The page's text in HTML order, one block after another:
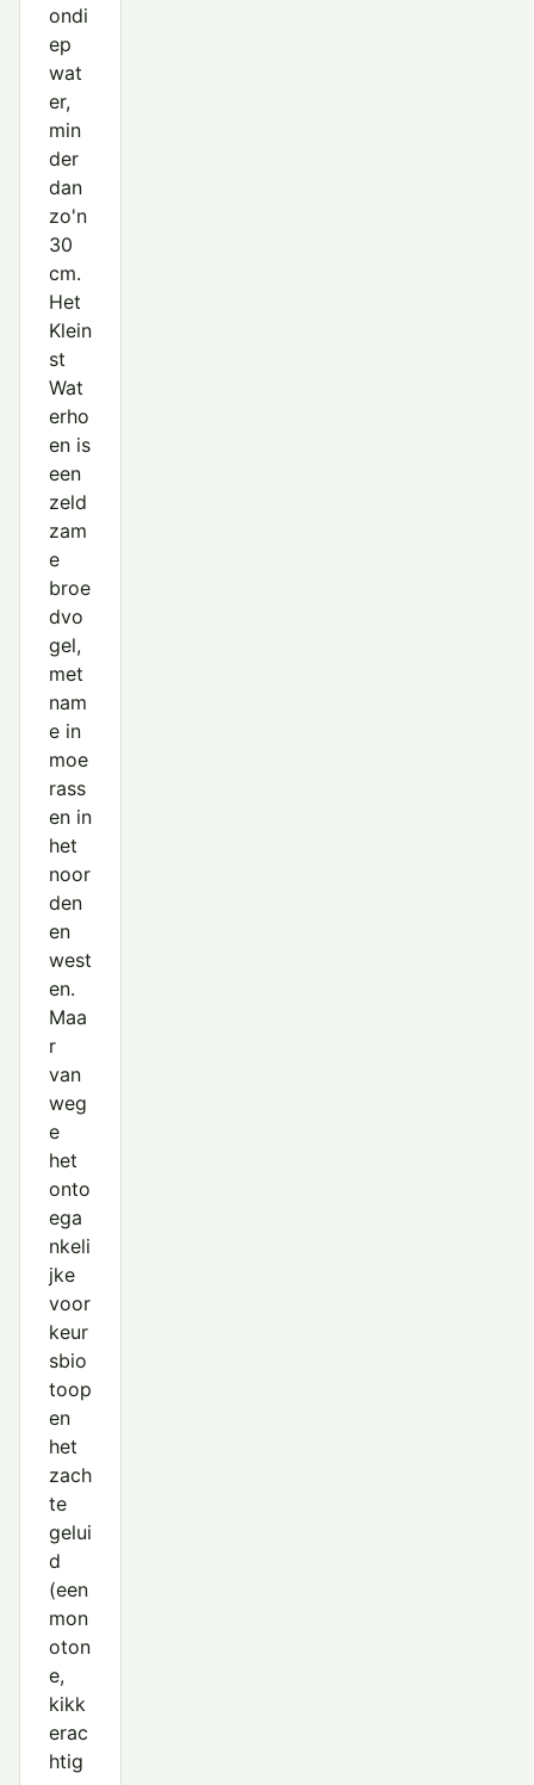
ondi
ep
wat
er,
min
der
dan
zo'n
30
cm.
Het
Klein
st
Wat
erho
en is
een
zeld
zam
e
broe
dvo
gel,
met
nam
e in
moe
rass
en in
het
noor
den
en
west
en.
Maa
r
van
weg
e
het
onto
ega
nkeli
jke
voor
keur
sbio
toop
en
het
zach
te
gelui
d
(een
mon
oton
e,
kikk
erac
htig